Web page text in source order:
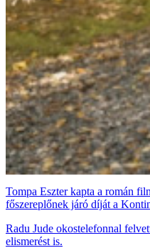
Tompa Eszter kapta a román
főszereplőnek járó díját a
Radu Jude okostelefonnal
elismerést is.